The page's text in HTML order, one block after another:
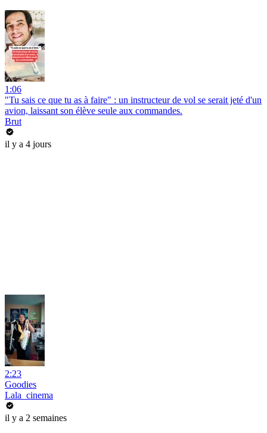
1:06
"Tu sais ce que tu as à faire" : un instructeur de vol se serait jeté d'un
avion, laissant son élève seule aux commandes.
Brut
il y a 4 jours
2:23
Goodies
Lala_cinema
il y a 2 semaines